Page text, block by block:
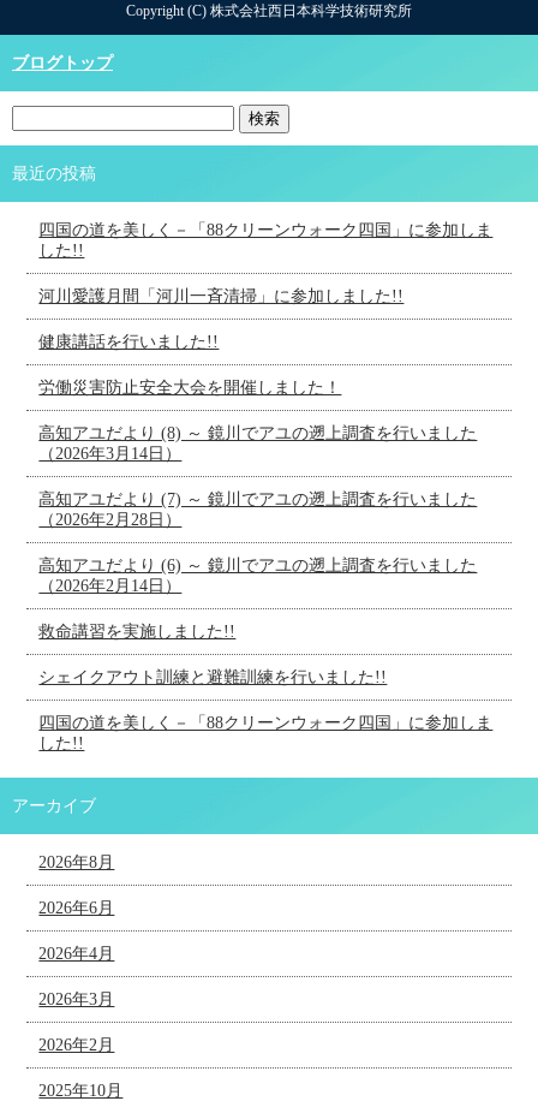
Copyright (C) 株式会社西日本科学技術研究所
ブログトップ
最近の投稿
四国の道を美しく－「88クリーンウォーク四国」に参加しま
した!!
河川愛護月間「河川一斉清掃」に参加しました!!
健康講話を行いました!!
労働災害防止安全大会を開催しました！
高知アユだより (8) ～ 鏡川でアユの遡上調査を行いました
（2026年3月14日）
高知アユだより (7) ～ 鏡川でアユの遡上調査を行いました
（2026年2月28日）
高知アユだより (6) ～ 鏡川でアユの遡上調査を行いました
（2026年2月14日）
救命講習を実施しました!!
シェイクアウト訓練と避難訓練を行いました!!
四国の道を美しく－「88クリーンウォーク四国」に参加しま
した!!
アーカイブ
2026年8月
2026年6月
2026年4月
2026年3月
2026年2月
2025年10月